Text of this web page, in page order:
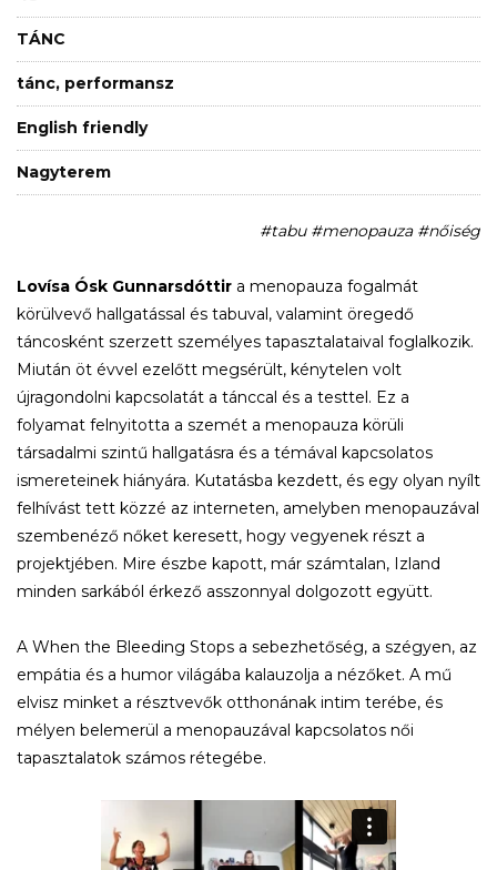
TÁNC
tánc, performansz
English friendly
Nagyterem
#tabu #menopauza #nőiség
Lovísa Ósk Gunnarsdóttir a menopauza fogalmát
körülvevő hallgatással és tabuval, valamint öregedő
táncosként szerzett személyes tapasztalataival foglalkozik.
Miután öt évvel ezelőtt megsérült, kénytelen volt
újragondolni kapcsolatát a tánccal és a testtel. Ez a
folyamat felnyitotta a szemét a menopauza körüli
társadalmi szintű hallgatásra és a témával kapcsolatos
ismereteinek hiányára. Kutatásba kezdett, és egy olyan nyílt
felhívást tett közzé az interneten, amelyben menopauzával
szembenéző nőket keresett, hogy vegyenek részt a
projektjében. Mire észbe kapott, már számtalan, Izland
minden sarkából érkező asszonnyal dolgozott együtt.
A When the Bleeding Stops a sebezhetőség, a szégyen, az
empátia és a humor világába kalauzolja a nézőket. A mű
elvisz minket a résztvevők otthonának intim terébe, és
mélyen belemerül a menopauzával kapcsolatos női
tapasztalatok számos rétegébe.